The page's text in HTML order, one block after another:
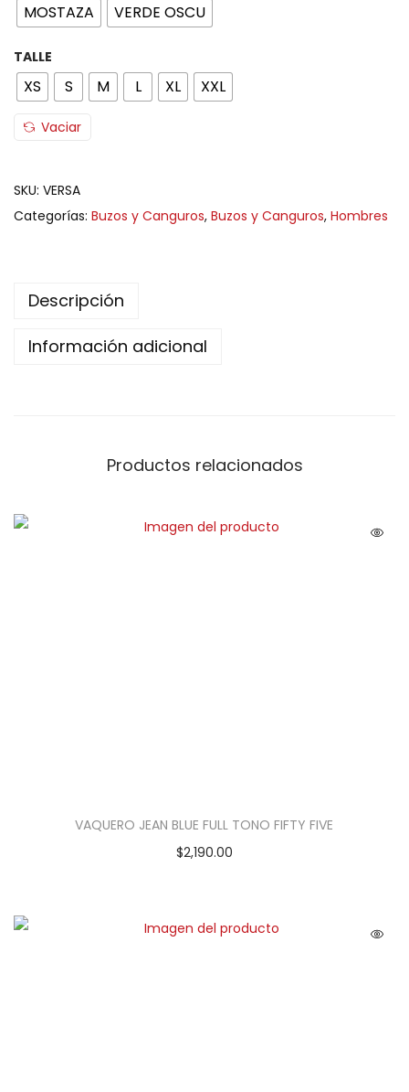
MOSTAZA VERDE OSCU
TALLE
XS S M L XL XXL
Vaciar
SKU: VERSA
Categorías: Buzos y Canguros, Buzos y Canguros, Hombres
Descripción
Información adicional
Productos relacionados
VAQUERO JEAN BLUE FULL TONO FIFTY FIVE
$2,190.00